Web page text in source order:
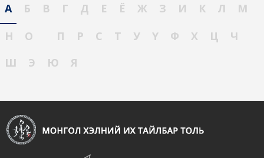
А Б В Г Д Е Ё Ж З И К Л
М
Н
О П Р С Т У Ү Ф Х Ц
Ч
Ш
Э Ю Я